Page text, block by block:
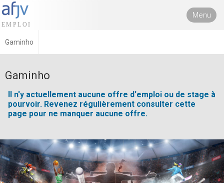
Menu
Gaminho
Gaminho
Il n'y actuellement aucune offre d'emploi ou de stage à
pourvoir. Revenez régulièrement consulter cette
page pour ne manquer aucune offre.